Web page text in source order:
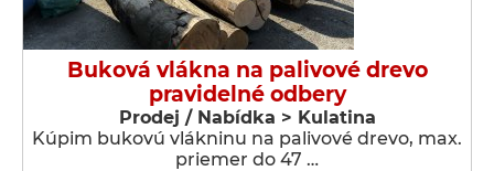
Buková vlákna na palivové drevo
pravidelné odbery
Prodej / Nabídka > Kulatina
Kúpim bukovú vlákninu na palivové drevo, max.
priemer do 47 …